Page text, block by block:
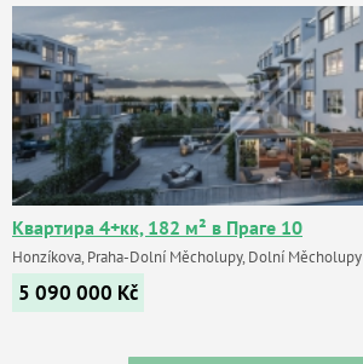
Квартира 4+кк, 182 м² в Праге 10
Honzíkova, Praha-Dolní Měcholupy, Dolní Měcholupy
5 090 000 Kč